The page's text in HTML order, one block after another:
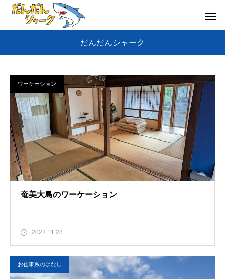
だんだんシャーク
ワーケーション
奄美大島のワーケーション
2022.11.28
お仕事系のはなし